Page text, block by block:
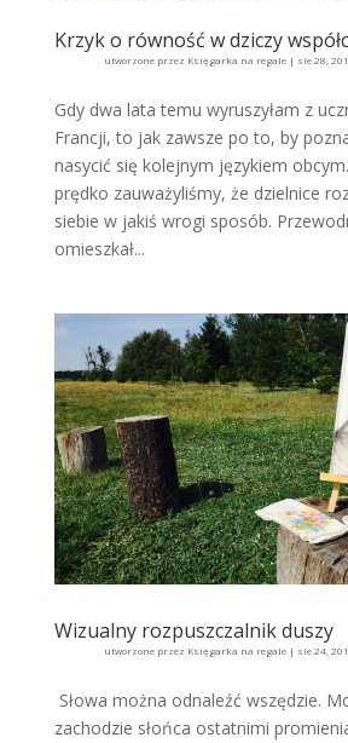
Krzyk o równość w dziczy
utworzone przez Księgarka na regale| sie 28,
Gdy dwa lata temu wyruszyłam z
Francji, to jak zawsze po to, by
nasycić się kolejnym językiem
prędko zauważyliśmy, że dzielnice
siebie w jakiś wrogi sposób.
omieszkał...
Wizualny rozpuszczalnik duszy
utworzone przez Księgarka na regale| sie 24,
Słowa można odnaleźć wszędzie.
zachodzie słońca ostatnimi